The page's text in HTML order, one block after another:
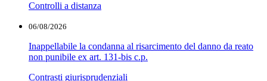
Controlli a distanza
06/08/2026
Inappellabile la condanna al risarcimento del danno da reato
non punibile ex art. 131-bis c.p.
Contrasti giurisprudenziali